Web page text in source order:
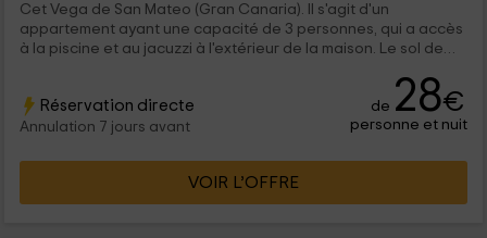
Cet Vega de San Mateo (Gran Canaria). Il s'agit d'un
appartement ayant une capacité de 3 personnes, qui a accès
à la piscine et au jacuzzi à l'extérieur de la maison. Le sol de
Réservation directe
Annulation 7 jours avant
de 28€
personne et nuit
VOIR L’OFFRE